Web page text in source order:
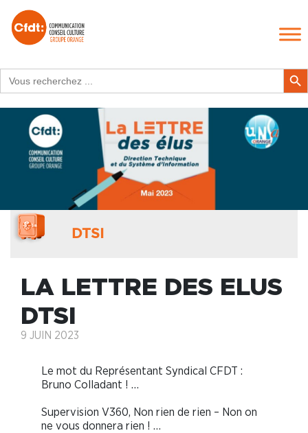
for:
Search
DTSI
LA LETTRE DES ELUS
DTSI
9 JUIN 2023
Le mot du Représentant Syndical CFDT :
Bruno Colladant ! …
Supervision V360, Non rien de rien – Non on
ne vous donnera rien ! …